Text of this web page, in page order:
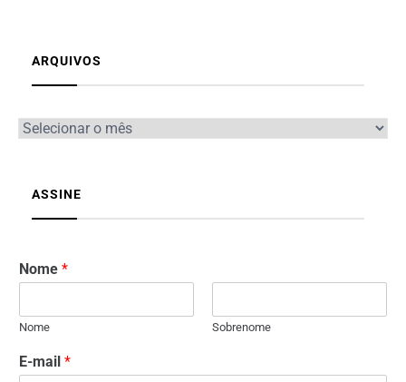
ARQUIVOS
ASSINE
Nome *
Nome Sobrenome
E-mail *